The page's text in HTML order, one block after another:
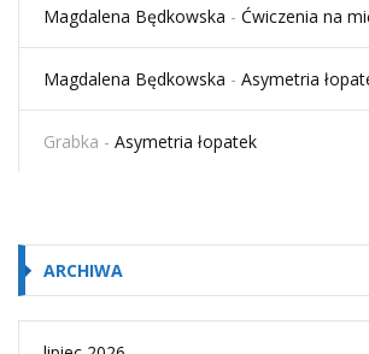
Magdalena Będkowska - Ćwiczenia na
Magdalena Będkowska - Asymetria
Grabka - Asymetria łopatek
ARCHIWA